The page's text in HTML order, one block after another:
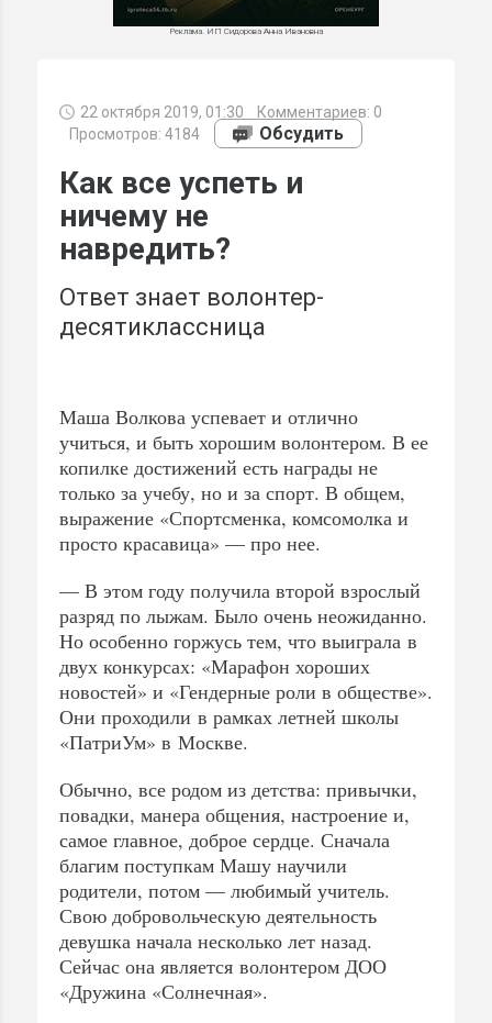
Реклама. ИП Сидорова Анна Ивановна
22 октября 2019, 01:30 Комментариев: 0
Просмотров: 4184
Обсудить
Как все успеть и
ничему не
навредить?
Ответ знает волонтер-
десятиклассница
Маша Волкова успевает и отлично
учиться, и быть хорошим волонтером. В ее
копилке достижений есть награды не
только за учебу, но и за спорт. В общем,
выражение «Спортсменка, комсомолка и
просто красавица» — про нее.
— В этом году получила второй взрослый
разряд по лыжам. Было очень неожиданно.
Но особенно горжусь тем, что выиграла в
двух конкурсах: «Марафон хороших
новостей» и «Гендерные роли в обществе».
Они проходили в рамках летней школы
«ПатриУм» в Москве.
Обычно, все родом из детства: привычки,
повадки, манера общения, настроение и,
самое главное, доброе сердце. Сначала
благим поступкам Машу научили
родители, потом — любимый учитель.
Свою добровольческую деятельность
девушка начала несколько лет назад.
Сейчас она является волонтером ДОО
«Дружина «Солнечная».